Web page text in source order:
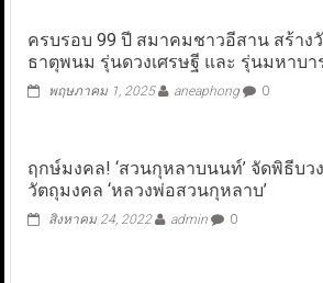
ครบรอบ 99 ปี สมาคมชาวอีสาน สร้าง
ธาตุพนม รุ่นดวงเศรษฐี และ รุ่นมหาบา
พฤษภาคม 1, 2025 aneaphong 0
ฤกษ์มงคล! ‘สวนกุหลาบนนท์’ จัดพิธีบว
วัตถุมงคล ‘หลวงพ่อสวนกุหลาบ’
สิงหาคม 24, 2022 admin 0